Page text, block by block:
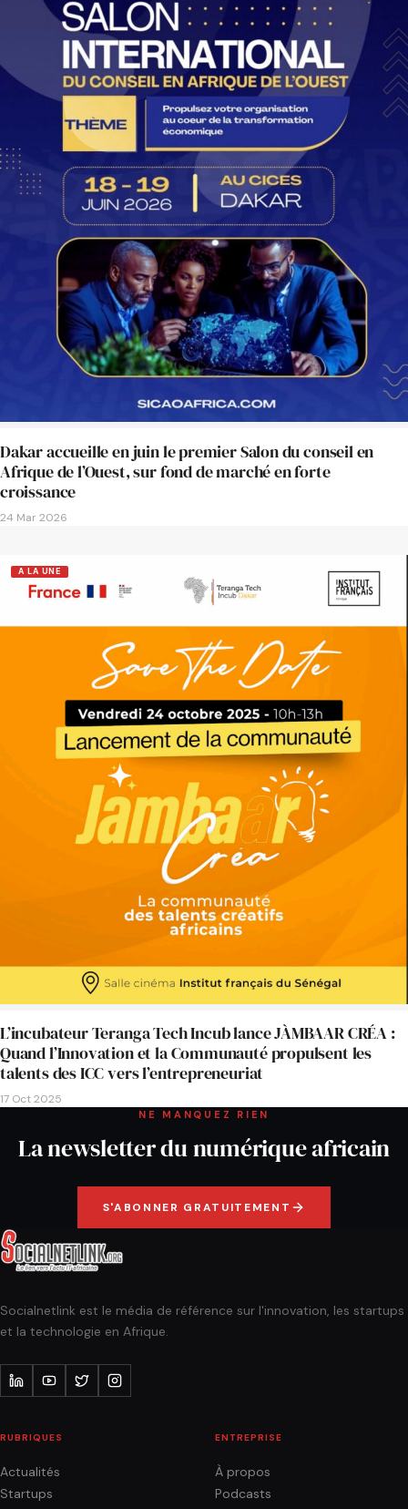
Dakar accueille en juin le premier Salon du conseil en
Afrique de l’Ouest, sur fond de marché en forte
croissance
24 Mar 2026
A LA UNE
L’incubateur Teranga Tech Incub lance JÀMBAAR CRÉA :
Quand l’Innovation et la Communauté propulsent les
talents des ICC vers l’entrepreneuriat
17 Oct 2025
NE MANQUEZ RIEN
La newsletter du numérique africain
S'ABONNER GRATUITEMENT
Socialnetlink est le média de référence sur l'innovation, les startups
et la technologie en Afrique.
RUBRIQUES
Actualités
Startups
ENTREPRISE
À propos
Podcasts